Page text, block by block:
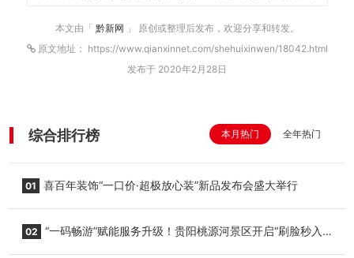
本文由「 黔新网 」 原创或整理后发布，欢迎分享和转发。
原文地址： https://www.qianxinnet.com/shehuixinwen/18042.html
发布于 2020年2月28日
综合排行榜 本月热门 全年热门
01 喜百年装饰“一口价·超极放心装”新品发布会盛大举行
02 “一码畅游”赋能服务升级！贵阳桃源河景区开启“刷脸秒入